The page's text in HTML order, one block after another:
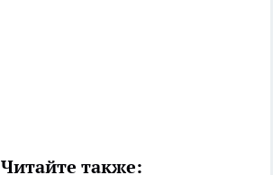
Читайте также: